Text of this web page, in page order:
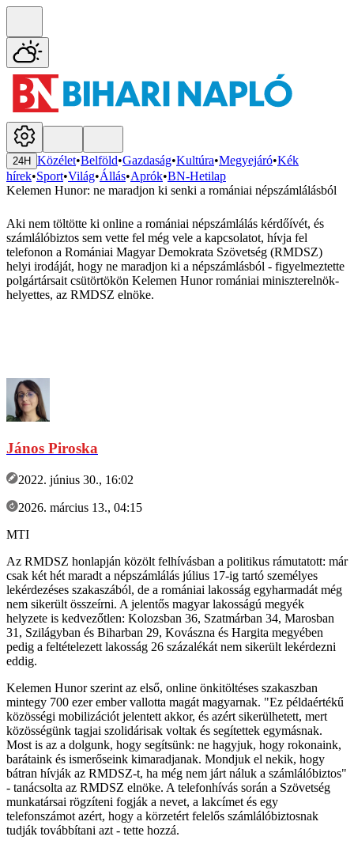
24H Közélet•Belföld•Gazdaság•Kultúra•Megyejáró•Kék
hírek•Sport•Világ•Állás•Aprók•BN-Hetilap
Kelemen Hunor: ne maradjon ki senki a romániai népszámlálásból
Aki nem töltötte ki online a romániai népszámlálás kérdőívét, és
számlálóbiztos sem vette fel még vele a kapcsolatot, hívja fel
telefonon a Romániai Magyar Demokrata Szövetség (RMDSZ)
helyi irodáját, hogy ne maradjon ki a népszámlásból - figyelmeztette
polgártársait csütörtökön Kelemen Hunor romániai miniszterelnök-
helyettes, az RMDSZ elnöke.
János Piroska
2022. június 30., 16:02
2026. március 13., 04:15
MTI
Az RMDSZ honlapján közölt felhívásban a politikus rámutatott: már
csak két hét maradt a népszámlálás július 17-ig tartó személyes
lekérdezéses szakaszából, de a romániai lakosság egyharmadát még
nem sikerült összeírni. A jelentős magyar lakosságú megyék
helyzete is kedvezőtlen: Kolozsban 36, Szatmárban 34, Marosban
31, Szilágyban és Biharban 29, Kovászna és Hargita megyében
pedig a feltételezett lakosság 26 százalékát nem sikerült lekérdezni
eddig.
Kelemen Hunor szerint az első, online önkitöltéses szakaszban
mintegy 700 ezer ember vallotta magát magyarnak. "Ez példaértékű
közösségi mobilizációt jelentett akkor, és azért sikerülhetett, mert
közösségünk tagjai szolidárisak voltak és segítettek egymásnak.
Most is az a dolgunk, hogy segítsünk: ne hagyjuk, hogy rokonaink,
barátaink és ismerőseink kimaradjanak. Mondjuk el nekik, hogy
bátran hívják az RMDSZ-t, ha még nem járt náluk a számlálóbiztos"
- tanácsolta az RMDSZ elnöke. A telefonhívás során a Szövetség
munkatársai rögzíteni fogják a nevet, a lakcímet és egy
telefonszámot azért, hogy a körzetért felelős számlálóbiztosnak
tudják továbbítani azt - tette hozzá.